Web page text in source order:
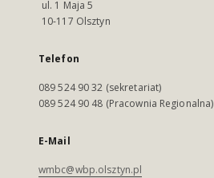
ul. 1 Maja 5
10-117 Olsztyn
Telefon
089 524 90 32 (sekretariat)
089 524 90 48 (Pracownia Regionalna)
E-Mail
wmbc@wbp.olsztyn.pl